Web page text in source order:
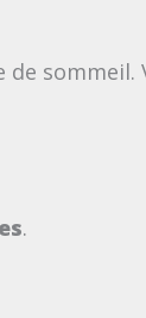
sommeil.
.